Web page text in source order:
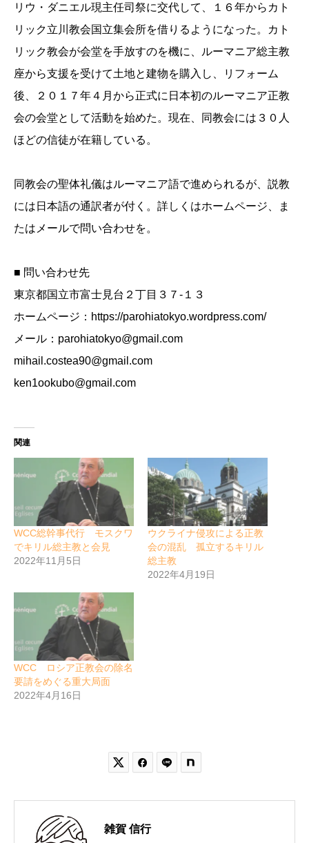
リウ・ダニエル現主任司祭に交代して、１６年からカト
リック立川教会国立集会所を借りるようになった。カト
リック教会が会堂を手放すのを機に、ルーマニア総主教
座から支援を受けて土地と建物を購入し、リフォーム
後、２０１７年４月から正式に日本初のルーマニア正教
会の会堂として活動を始めた。現在、同教会には３０人
ほどの信徒が在籍している。
同教会の聖体礼儀はルーマニア語で進められるが、説教
には日本語の通訳者が付く。詳しくはホームページ、ま
たはメールで問い合わせを。
■ 問い合わせ先
東京都国立市富士見台２丁目３７-１３
ホームページ：https://parohiatokyo.wordpress.com/
メール：parohiatokyo@gmail.com
mihail.costea90@gmail.com
ken1ookubo@gmail.com
関連
WCC総幹事代行 モスクワ
でキリル総主教と会見
2022年11月5日
ウクライナ侵攻による正教
会の混乱 孤立するキリル
総主教
2022年4月19日
WCC ロシア正教会の除名
要請をめぐる重大局面
2022年4月16日
 
雑賀 信行